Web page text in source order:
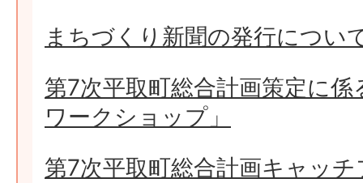
まちづくり新聞の発行につい
第7次平取町総合計画策定に
ワークショップ」
第7次平取町総合計画キャッ